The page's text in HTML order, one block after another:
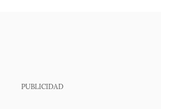
PUBLICIDAD